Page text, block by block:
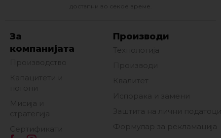
достапни во секое време.
За
компанијата
Производство
Капацитети и
погони
Мисија и
стратегија
Сертификати
Производи
Технологија
Производи
Квалитет
Испорака и замени
Заштита на лични податоци
Формулар за рекламација